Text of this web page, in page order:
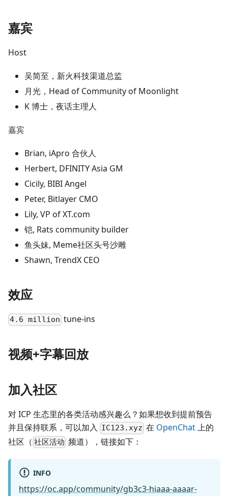
嘉宾
Host
吴简至，新火科技渠道总监
月光，Head of Community of Moonlight
K 博士，夜话主理人
嘉宾
Brian, iApro 合伙人
Herbert, DFINITY Asia GM
Cicily, BIBI Angel
Peter, Bitlayer CMO
Lily, VP of XT.com
铠, Rats community builder
鱼头妹, Meme社区头号沙雕
Shawn, TrendX CEO
效应
4.6 million tune-ins
视频+字幕回放
加入社区
对 ICP 生态里的各类活动感兴趣么？如果想收到提前预告
并且保持联系，可以加入 IC123.xyz 在 OpenChat上的
社区（ 社区活动 频道），链接如下：
INFO
https://oc.app/community/gb3c3-hiaaa-aaaar-